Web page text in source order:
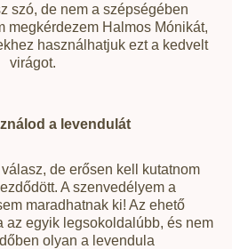
szó, de nem a szépségében
megkérdezem Halmos Mónikát,
használhatjuk ezt a kedvelt
virágot.
a levendulát
de erősen kell kutatnom
A szenvedélyem a
maradhatnak ki! Az ehető
az egyik legsokoldalúbb, és nem
olyan a levendula